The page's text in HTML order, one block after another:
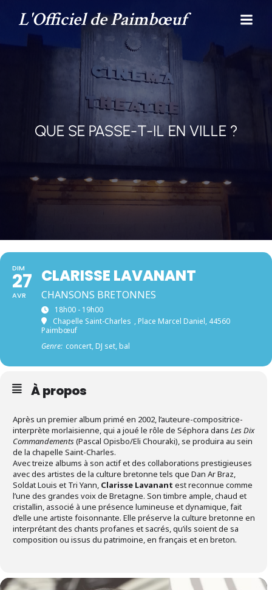
L'Officiel de Paimbœuf
QUE SE PASSE-T-IL EN VILLE ?
DIM
27
AVR
CLARISSE LAVANANT
CHANSONS BRETONNES
18h00 - 19h00
Chapelle Saint-Charles , Place Marcel Daniel, 44560
Paimbœuf
Genre: concert, DJ set, bal
À propos
Après un premier album primé en 2002, l’auteure-compositrice-
interprète morlaisienne, qui a joué le rôle de Séphora dans Les Dix
Commandements(Pascal Opisbo/Eli Chouraki), se produira au sein
de la chapelle Saint-Charles.
Avec treize albums à son actif et des collaborations prestigieuses
avec des artistes de la culture bretonne tels que Dan Ar Braz,
Soldat Louis et Tri Yann, Clarisse Lavanant est reconnue comme
l’une des grandes voix de Bretagne. Son timbre ample, chaud et
cristallin, associé à une présence lumineuse et dynamique, fait
d’elle une artiste foisonnante. Elle préserve la culture bretonne en
interprétant des chants profanes et sacrés, qu’ils soient de sa
composition ou issus du patrimoine, en français et en breton.